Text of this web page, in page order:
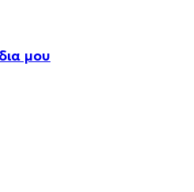
μου